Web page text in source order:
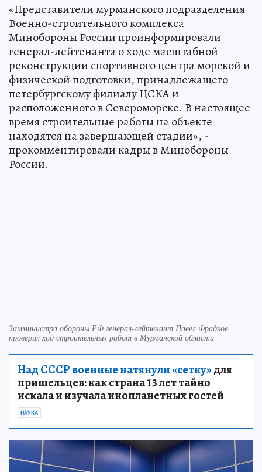
«Представители мурманского подразделения
Военно-строительного комплекса
Минобороны России проинформировали
генерал-лейтенанта о ходе масштабной
реконструкции спортивного центра морской и
физической подготовки, принадлежащего
петербургскому филиалу ЦСКА и
расположенного в Североморске. В настоящее
время строительные работы на объекте
находятся на завершающей стадии», -
прокомментировали кадры в Минобороны
России.
Замминистра обороны РФ генерал-лейтенант Павел Фрадков
проверил ход строительных работ в Мурманской области
Над СССР военные натянули «сетку»для
пришельцев: как страна 13 лет тайно
искала и изучала инопланетных гостей
НАУКА